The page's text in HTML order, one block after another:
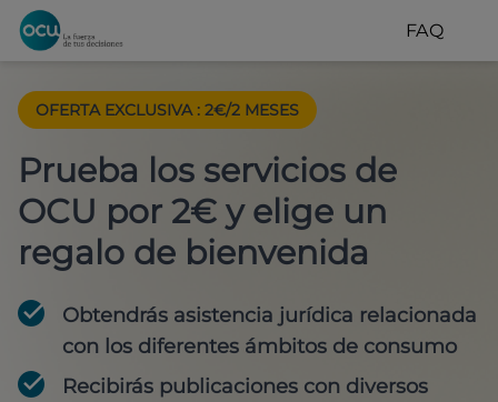
FAQ
OFERTA EXCLUSIVA : 2€/2 MESES
Prueba los servicios de
OCU por 2€ y elige un
regalo de bienvenida
Obtendrás asistencia jurídica relacionada
con los diferentes ámbitos de consumo
Recibirás publicaciones con diversos